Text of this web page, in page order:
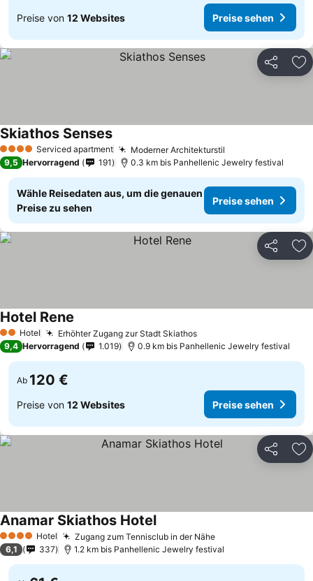
Preise von 12 Websites Preise sehen
Teilen
4 Sterne Serviced apartment Moderner Architekturstil
Skiathos SensesPreise sehen
9,5 Hervorragend 191 0.3 km bis Panhellenic Jewelry festival
Wähle Reisedaten aus, um die genauen
Preise zu sehen
Preise sehen
Teilen
2 Sterne
Hotel Erhöhter Zugang zur Stadt SkiathosPreise sehen
Hotel Rene
9,4 Hervorragend 1.019 0.9 km bis Panhellenic Jewelry festival
Ab 120 €
Preise von 12 Websites Preise sehen
Teilen
4 Sterne Hotel Zugang zum Tennisclub in der NähePreise sehen
Anamar Skiathos HotelPreise sehen
6,1 337 1.2 km bis Panhellenic Jewelry festival